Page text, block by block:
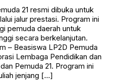
21 resmi dibuka untuk
jalur prestasi. Program ini
pemuda daerah untuk
secara berkelanjutan.
– Beasiswa LP2D Pemuda
Lembaga Pendidikan dan
Pemuda 21. Program ini
jenjang […]